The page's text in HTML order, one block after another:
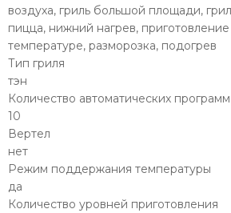
воздуха, гриль большой площади,
пицца, нижний нагрев,
температуре, разморозка, подогрев
Тип гриля
тэн
Количество автоматических программ
10
Вертел
нет
Режим поддержания температуры
да
Количество уровней приготовления